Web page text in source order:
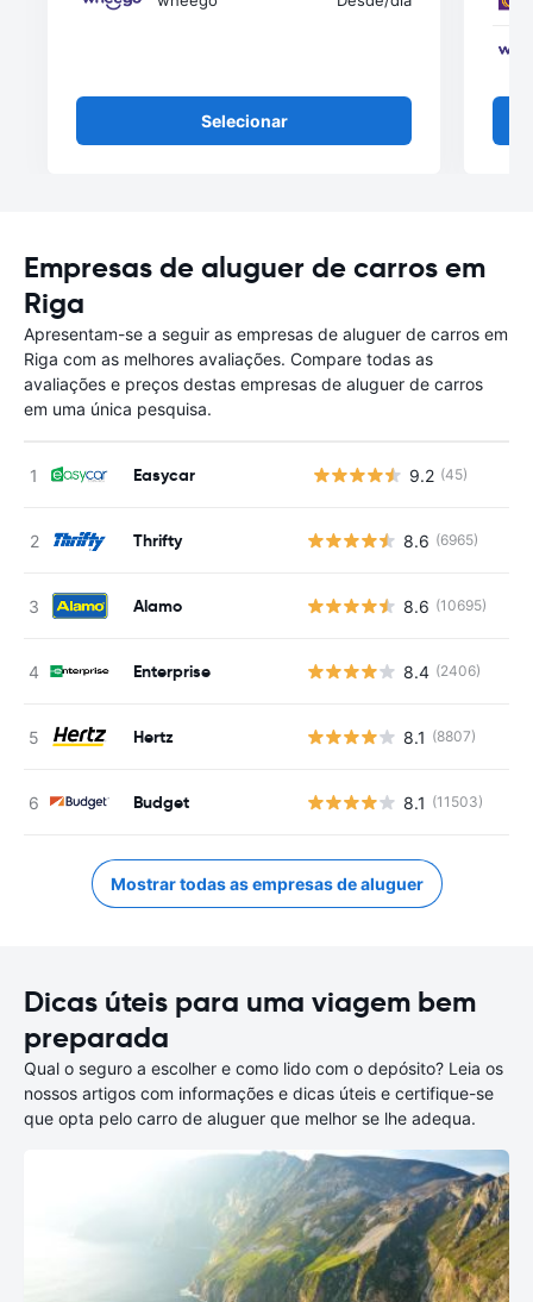
Selecionar
Empresas de aluguer de carros em
Riga
Apresentam-se a seguir as empresas de aluguer de carros em
Riga com as melhores avaliações. Compare todas as
avaliações e preços destas empresas de aluguer de carros
em uma única pesquisa.
Easycar 9.2 (45)
Thrifty 8.6 (6965)
Alamo 8.6 (10695)
Enterprise 8.4 (2406)
Hertz 8.1 (8807)
Budget 8.1 (11503)
Mostrar todas as empresas de aluguer
Dicas úteis para uma viagem bem
preparada
Qual o seguro a escolher e como lido com o depósito? Leia os
nossos artigos com informações e dicas úteis e certifique-se
que opta pelo carro de aluguer que melhor se lhe adequa.